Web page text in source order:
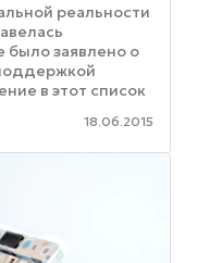
реальности
заявлено о
в этот список
...
18.06.2015